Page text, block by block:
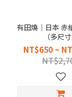
有田燒｜日本 赤
（多尺寸
NT$650 ~